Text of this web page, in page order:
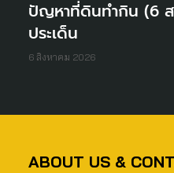
ปัญหาที่ดินทำกิน (6
ประเด็น
6 สิงหาคม 2026
ABOUT US &